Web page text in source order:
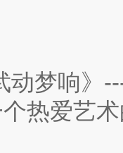
动梦响》
热爱艺